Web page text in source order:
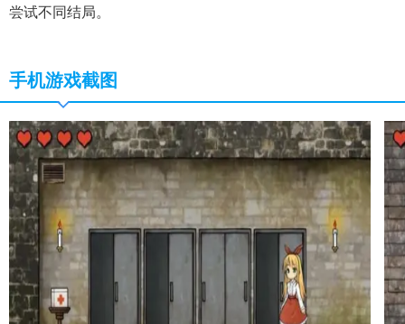
尝试不同结局。​
手机游戏截图